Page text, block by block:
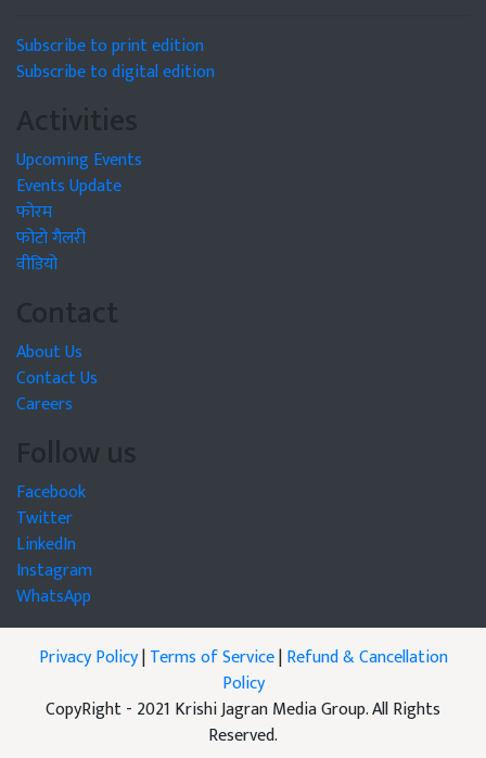
Subscribe to print edition
Subscribe to digital edition
Activities
Upcoming Events
Events Update
फोरम
फोटो गैलरी
वीडियो
Contact
About Us
Contact Us
Careers
Follow us
Facebook
Twitter
LinkedIn
Instagram
WhatsApp
Privacy Policy|Terms of Service|Refund & Cancellation
Policy
CopyRight - 2021 Krishi Jagran Media Group. All Rights
Reserved.